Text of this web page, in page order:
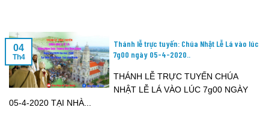
Thánh lễ trực tuyến: Chúa Nhật Lễ Lá vào lúc
7g00 ngày 05-4-2020..
THÁNH LỄ TRỰC TUYẾN CHÚA
NHẬT LỄ LÁ VÀO LÚC 7g00 NGÀY
05-4-2020 TẠI NHÀ...
04
Th4